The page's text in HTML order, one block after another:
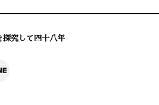
探究して四十八年